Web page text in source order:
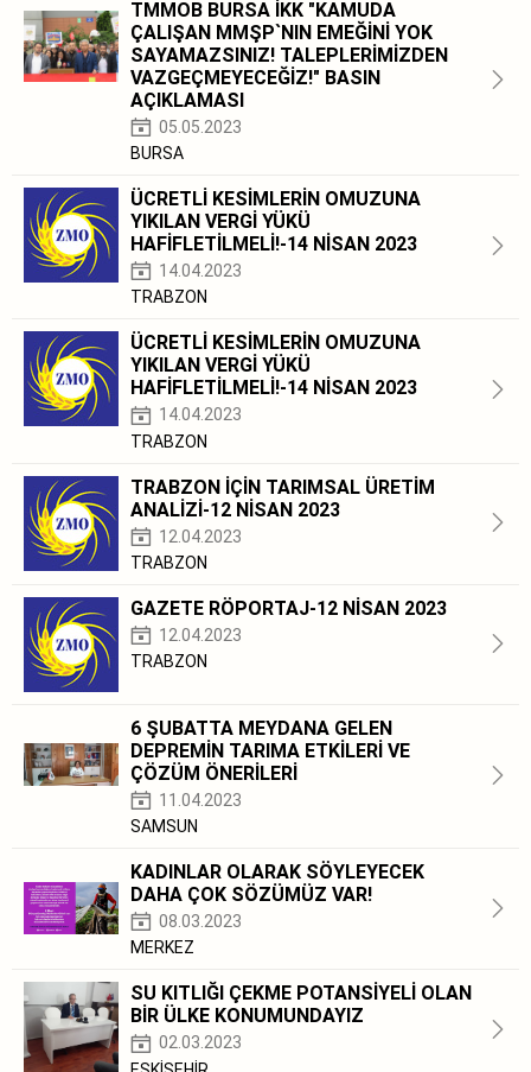
TMMOB BURSA İKK "KAMUDA
ÇALIŞAN MMŞP`NIN EMEĞİNİ YOK
SAYAMAZSINIZ! TALEPLERİMİZDEN
VAZGEÇMEYECEĞİZ!" BASIN
AÇIKLAMASI
05.05.2023
BURSA
ÜCRETLİ KESİMLERİN OMUZUNA
YIKILAN VERGİ YÜKÜ
HAFİFLETİLMELİ!-14 NİSAN 2023
14.04.2023
TRABZON
ÜCRETLİ KESİMLERİN OMUZUNA
YIKILAN VERGİ YÜKÜ
HAFİFLETİLMELİ!-14 NİSAN 2023
14.04.2023
TRABZON
TRABZON İÇİN TARIMSAL ÜRETİM
ANALİZİ-12 NİSAN 2023
12.04.2023
TRABZON
GAZETE RÖPORTAJ-12 NİSAN 2023
12.04.2023
TRABZON
6 ŞUBATTA MEYDANA GELEN
DEPREMİN TARIMA ETKİLERİ VE
ÇÖZÜM ÖNERİLERİ
11.04.2023
SAMSUN
KADINLAR OLARAK SÖYLEYECEK
DAHA ÇOK SÖZÜMÜZ VAR!
08.03.2023
MERKEZ
SU KITLIĞI ÇEKME POTANSİYELİ OLAN
BİR ÜLKE KONUMUNDAYIZ
02.03.2023